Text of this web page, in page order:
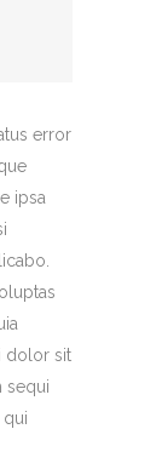
error
ipsa
dolor sit
sequi